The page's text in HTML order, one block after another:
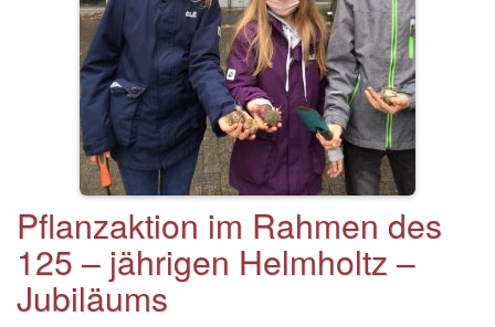
Pflanzaktion im Rahmen des
125 – jährigen Helmholtz –
Jubiläums